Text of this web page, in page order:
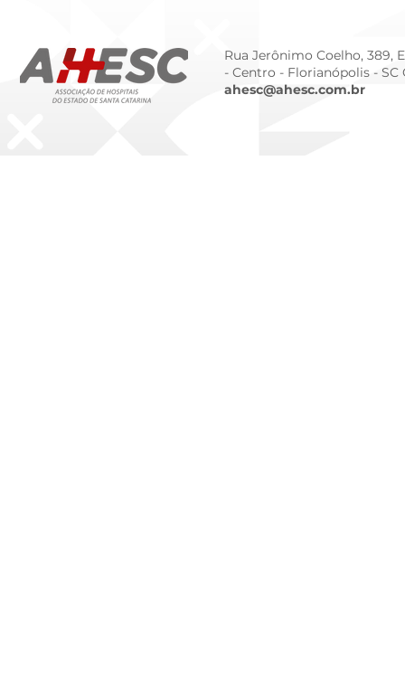
Rua Jerônimo Coelho, 389,
- Centro - Florianópolis - SC
ahesc@ahesc.com.br